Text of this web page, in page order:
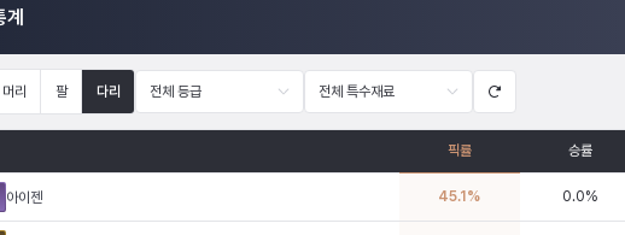
머리 팔 다리 전체 등급 전체 특수재료
픽률 승률
아이젠 45.1 % 0.0%